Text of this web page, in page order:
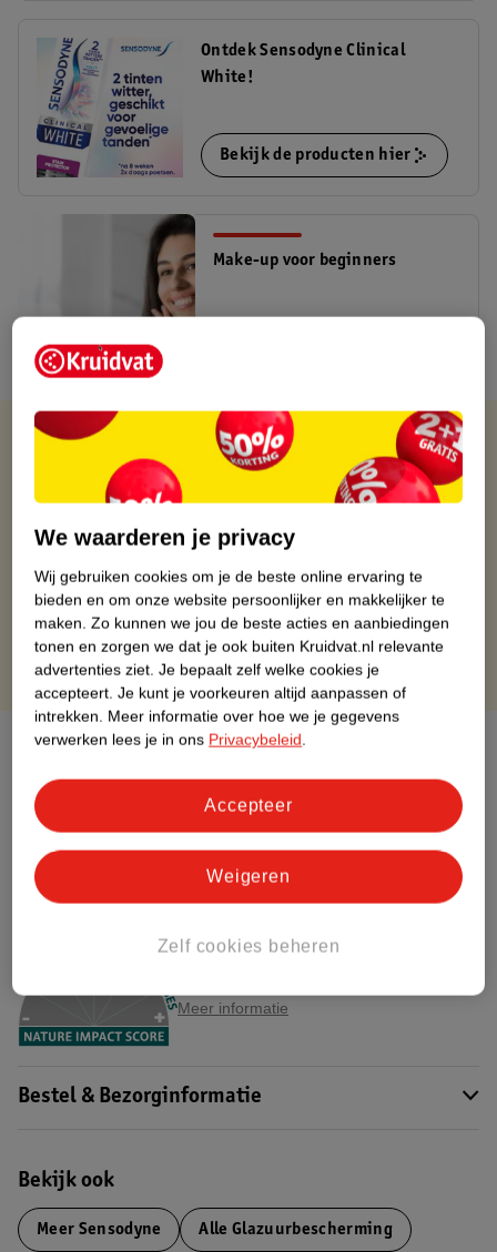
Ontdek Sensodyne Clinical
White!
Bekijk de producten hier
Make-up voor beginners
Kruidvat is altijd voordelig
Gratis ophalen in de winkel
Gratis thuisbezorgd vanaf 50.00
Gratis retourneren binnen 30 dagen
Gratis punten met je Kruidvat kaart
Over dit product
Productinformatie
Etiketinformatie
Meer informatie
Bestel & Bezorginformatie
Bekijk ook
Meer Sensodyne Alle Glazuurbescherming
We waarderen je privacy
Wij gebruiken cookies om je de beste online ervaring te
bieden en om onze website persoonlijker en makkelijker te
maken. Zo kunnen we jou de beste acties en aanbiedingen
tonen en zorgen we dat je ook buiten Kruidvat.nl relevante
advertenties ziet. Je bepaalt zelf welke cookies je
accepteert. Je kunt je voorkeuren altijd aanpassen of
intrekken. Meer informatie over hoe we je gegevens
verwerken lees je in ons Privacybeleid.
Zelf cookies beheren
Weigeren
Accepteer